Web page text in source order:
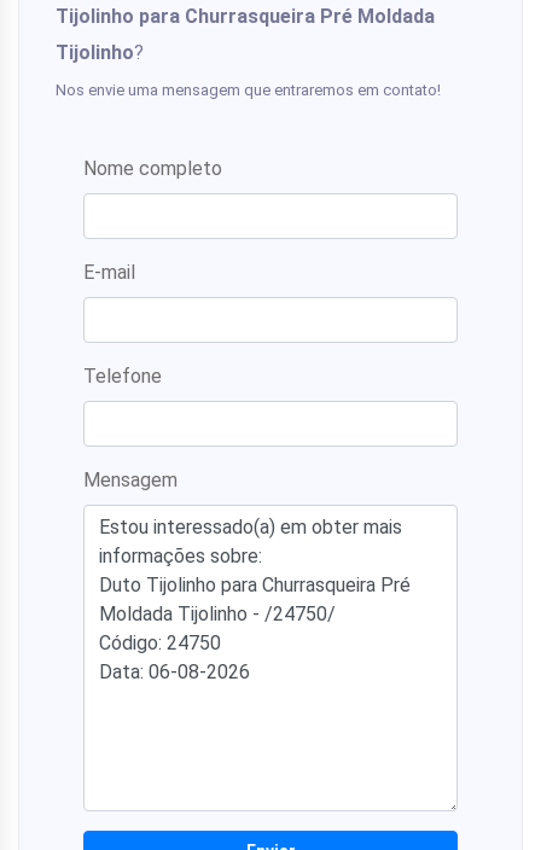
Tijolinho para Churrasqueira Pré Moldada
Tijolinho?
Nos envie uma mensagem que entraremos em contato!
Nome completo
E-mail
Telefone
Mensagem